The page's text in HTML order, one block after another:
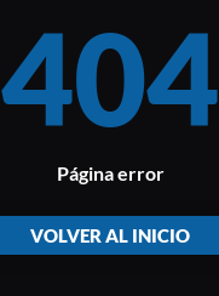
404
Página error
VOLVER AL INICIO